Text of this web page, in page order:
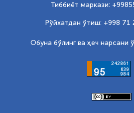
Тиббиёт маркази:
Рўйхатдан ўтиш: +998
Обуна бўлинг ва ҳеч нарсани